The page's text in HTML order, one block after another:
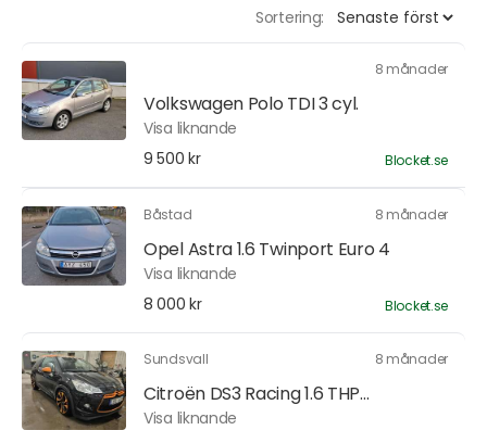
Sortering:
8 månader
Volkswagen Polo TDI 3 cyl.
Visa liknande
9 500 kr
Blocket.se
Båstad 8 månader
Opel Astra 1.6 Twinport Euro 4
Visa liknande
8 000 kr
Blocket.se
Sundsvall 8 månader
Citroën DS3 Racing 1.6 THP...
Visa liknande